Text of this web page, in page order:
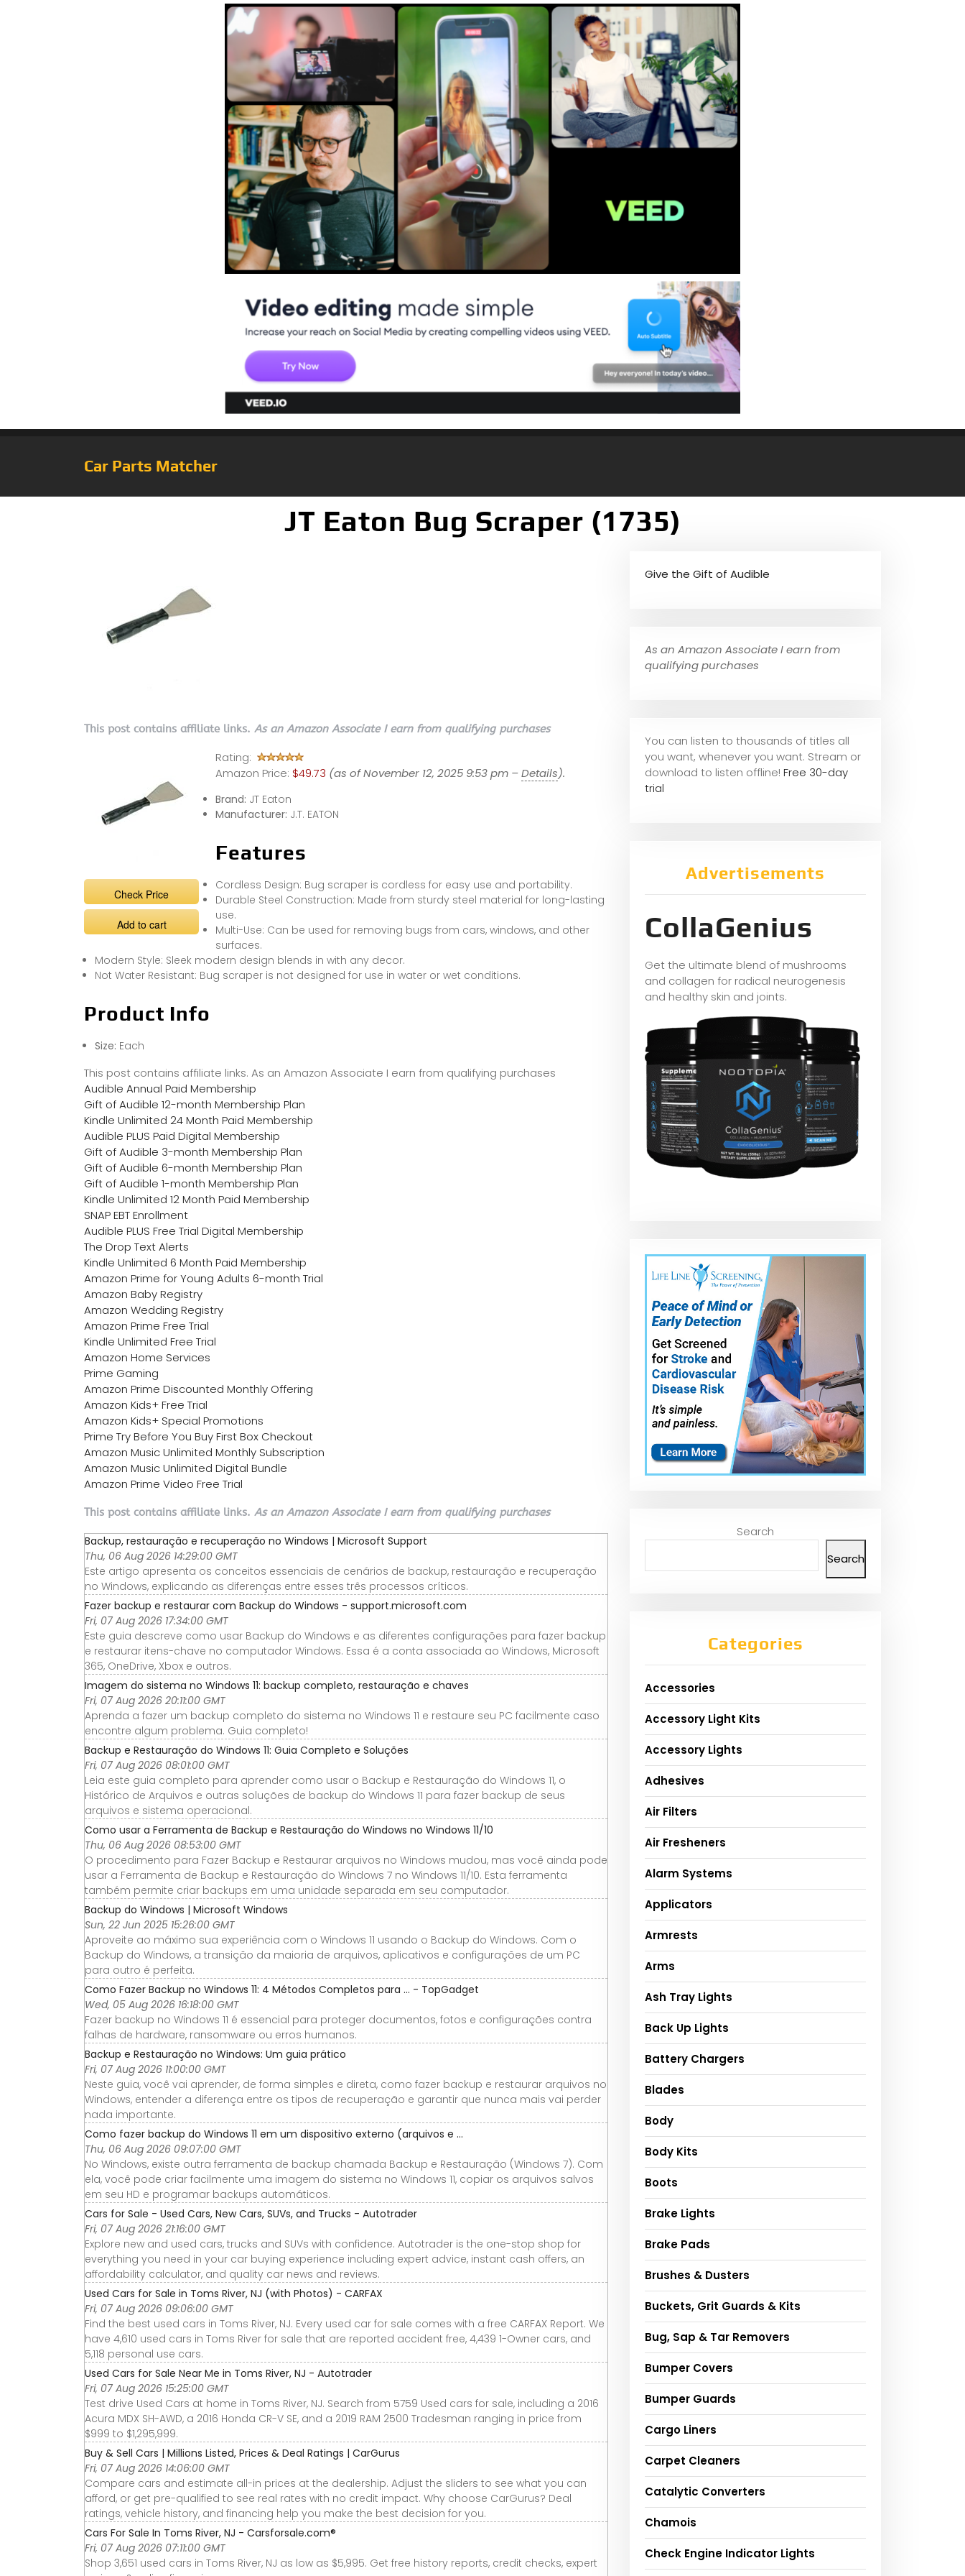
Car Parts Matcher
JT Eaton Bug Scraper (1735)
This post contains affiliate links. As an Amazon Associate I earn from qualifying purchases
Check Price
Add to cart
Rating:
Amazon Price: $49.73 (as of November 12, 2025 9:53 pm –Details).
Brand: JT Eaton
Manufacturer: J.T. EATON
Features
Cordless Design: Bug scraper is cordless for easy use and portability.
Durable Steel Construction: Made from sturdy steel material for long-lasting
use.
Multi-Use: Can be used for removing bugs from cars, windows, and other
surfaces.
Modern Style: Sleek modern design blends in with any decor.
Not Water Resistant: Bug scraper is not designed for use in water or wet conditions.
Product Info
Size: Each
This post contains affiliate links. As an Amazon Associate I earn from qualifying purchases
Audible Annual Paid Membership
Gift of Audible 12-month Membership Plan
Kindle Unlimited 24 Month Paid Membership
Audible PLUS Paid Digital Membership
Gift of Audible 3-month Membership Plan
Gift of Audible 6-month Membership Plan
Gift of Audible 1-month Membership Plan
Kindle Unlimited 12 Month Paid Membership
SNAP EBT Enrollment
Audible PLUS Free Trial Digital Membership
The Drop Text Alerts
Kindle Unlimited 6 Month Paid Membership
Amazon Prime for Young Adults 6-month Trial
Amazon Baby Registry
Amazon Wedding Registry
Amazon Prime Free Trial
Kindle Unlimited Free Trial
Amazon Home Services
Prime Gaming
Amazon Prime Discounted Monthly Offering
Amazon Kids+ Free Trial
Amazon Kids+ Special Promotions
Prime Try Before You Buy First Box Checkout
Amazon Music Unlimited Monthly Subscription
Amazon Music Unlimited Digital Bundle
Amazon Prime Video Free Trial
This post contains affiliate links. As an Amazon Associate I earn from qualifying purchases
Backup, restauração e recuperação no Windows | Microsoft Support
Thu, 06 Aug 2026 14:29:00 GMT
Este artigo apresenta os conceitos essenciais de cenários de backup, restauração e recuperação
no Windows, explicando as diferenças entre esses três processos críticos.
Fazer backup e restaurar com Backup do Windows - support.microsoft.com
Fri, 07 Aug 2026 17:34:00 GMT
Este guia descreve como usar Backup do Windows e as diferentes configurações para fazer backup
e restaurar itens-chave no computador Windows. Essa é a conta associada ao Windows, Microsoft
365, OneDrive, Xbox e outros.
Imagem do sistema no Windows 11: backup completo, restauração e chaves
Fri, 07 Aug 2026 20:11:00 GMT
Aprenda a fazer um backup completo do sistema no Windows 11 e restaure seu PC facilmente caso
encontre algum problema. Guia completo!
Backup e Restauração do Windows 11: Guia Completo e Soluções
Fri, 07 Aug 2026 08:01:00 GMT
Leia este guia completo para aprender como usar o Backup e Restauração do Windows 11, o
Histórico de Arquivos e outras soluções de backup do Windows 11 para fazer backup de seus
arquivos e sistema operacional.
Como usar a Ferramenta de Backup e Restauração do Windows no Windows 11/10
Thu, 06 Aug 2026 08:53:00 GMT
O procedimento para Fazer Backup e Restaurar arquivos no Windows mudou, mas você ainda pode
usar a Ferramenta de Backup e Restauração do Windows 7 no Windows 11/10. Esta ferramenta
também permite criar backups em uma unidade separada em seu computador.
Backup do Windows | Microsoft Windows
Sun, 22 Jun 2025 15:26:00 GMT
Aproveite ao máximo sua experiência com o Windows 11 usando o Backup do Windows. Com o
Backup do Windows, a transição da maioria de arquivos, aplicativos e configurações de um PC
para outro é perfeita.
Como Fazer Backup no Windows 11: 4 Métodos Completos para ... - TopGadget
Wed, 05 Aug 2026 16:18:00 GMT
Fazer backup no Windows 11 é essencial para proteger documentos, fotos e configurações contra
falhas de hardware, ransomware ou erros humanos.
Backup e Restauração no Windows: Um guia prático
Fri, 07 Aug 2026 11:00:00 GMT
Neste guia, você vai aprender, de forma simples e direta, como fazer backup e restaurar arquivos no
Windows, entender a diferença entre os tipos de recuperação e garantir que nunca mais vai perder
nada importante.
Como fazer backup do Windows 11 em um dispositivo externo (arquivos e ...
Thu, 06 Aug 2026 09:07:00 GMT
No Windows, existe outra ferramenta de backup chamada Backup e Restauração (Windows 7). Com
ela, você pode criar facilmente uma imagem do sistema no Windows 11, copiar os arquivos salvos
em seu HD e programar backups automáticos.
Cars for Sale - Used Cars, New Cars, SUVs, and Trucks - Autotrader
Fri, 07 Aug 2026 21:16:00 GMT
Explore new and used cars, trucks and SUVs with confidence. Autotrader is the one-stop shop for
everything you need in your car buying experience including expert advice, instant cash offers, an
affordability calculator, and quality car news and reviews.
Used Cars for Sale in Toms River, NJ (with Photos) - CARFAX
Fri, 07 Aug 2026 09:06:00 GMT
Find the best used cars in Toms River, NJ. Every used car for sale comes with a free CARFAX Report. We
have 4,610 used cars in Toms River for sale that are reported accident free, 4,439 1-Owner cars, and
5,118 personal use cars.
Used Cars for Sale Near Me in Toms River, NJ - Autotrader
Fri, 07 Aug 2026 15:25:00 GMT
Test drive Used Cars at home in Toms River, NJ. Search from 5759 Used cars for sale, including a 2016
Acura MDX SH-AWD, a 2016 Honda CR-V SE, and a 2019 RAM 2500 Tradesman ranging in price from
$999 to $1,295,999.
Buy & Sell Cars | Millions Listed, Prices & Deal Ratings | CarGurus
Fri, 07 Aug 2026 14:06:00 GMT
Compare cars and estimate all-in prices at the dealership. Adjust the sliders to see what you can
afford, or get pre-qualified to see real rates with no credit impact. Why choose CarGurus? Deal
ratings, vehicle history, and financing help you make the best decision for you.
Cars For Sale In Toms River, NJ - Carsforsale.com®
Fri, 07 Aug 2026 07:11:00 GMT
Shop 3,651 used cars in Toms River, NJ as low as $5,995. Get free history reports, credit checks, expert
Give the Gift of Audible
As an Amazon Associate I earn from
qualifying purchases
You can listen to thousands of titles all
you want, whenever you want. Stream or
download to listen offline! Free 30-day
trial
Advertisements
CollaGenius
Get the ultimate blend of mushrooms
and collagen for radical neurogenesis
and healthy skin and joints.
Search
Search
Categories
Accessories
Accessory Light Kits
Accessory Lights
Adhesives
Air Filters
Air Fresheners
Alarm Systems
Applicators
Armrests
Arms
Ash Tray Lights
Back Up Lights
Battery Chargers
Blades
Body
Body Kits
Boots
Brake Lights
Brake Pads
Brushes & Dusters
Buckets, Grit Guards & Kits
Bug, Sap & Tar Removers
Bumper Covers
Bumper Guards
Cargo Liners
Carpet Cleaners
Catalytic Converters
Chamois
Check Engine Indicator Lights